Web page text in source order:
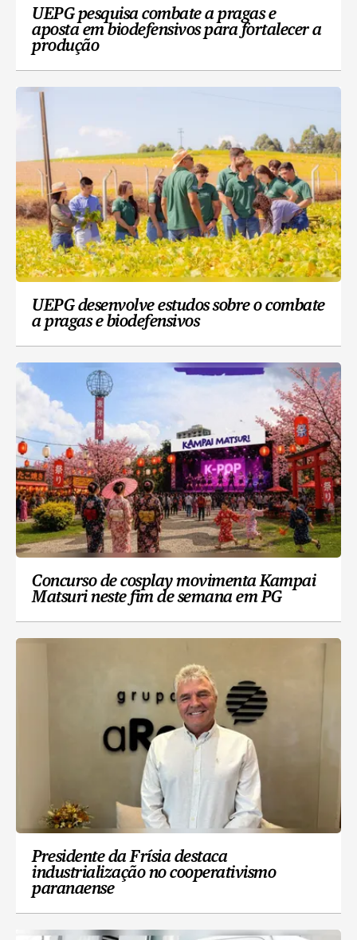
UEPG pesquisa combate a pragas e
aposta em biodefensivos para fortalecer a
produção
UEPG desenvolve estudos sobre o combate
a pragas e biodefensivos
Concurso de cosplay movimenta Kampai
Matsuri neste fim de semana em PG
Presidente da Frísia destaca
industrialização no cooperativismo
paranaense